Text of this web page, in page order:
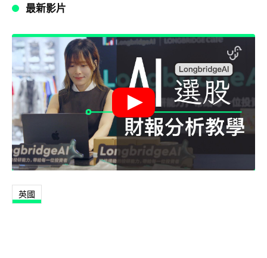
最新影片
英國